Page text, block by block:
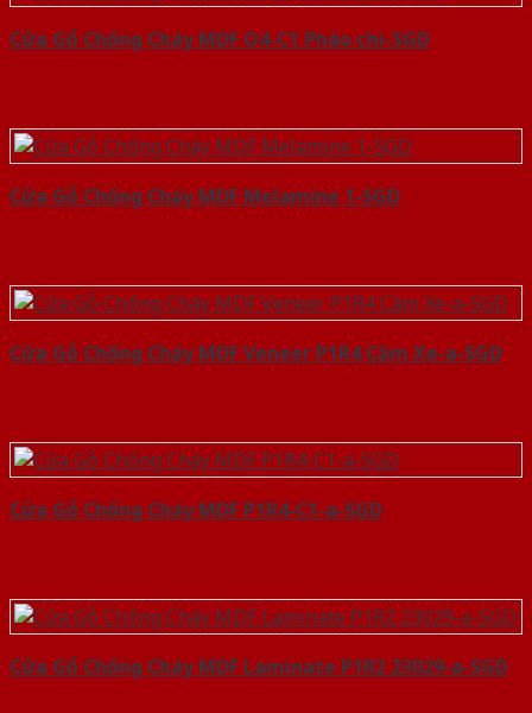
Cửa Gỗ Chống Cháy MDF O4-C1 Phào chi-SGD
Cửa Gỗ Chống Cháy MDF Melamine 1-SGD
Cửa Gỗ Chống Cháy MDF Veneer P1R4 Căm Xe-a-SGD
Cửa Gỗ Chống Cháy MDF P1R4-C1-a-SGD
Cửa Gỗ Chống Cháy MDF Laminate P1R2 23029-a-SGD